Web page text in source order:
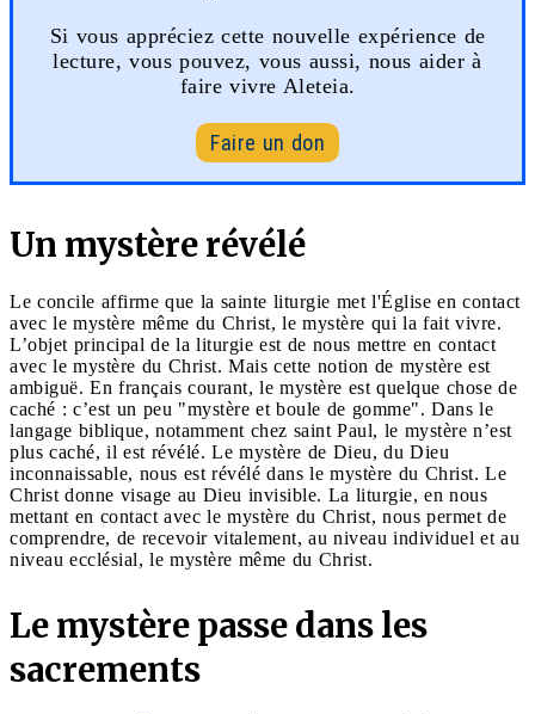
Si vous appréciez cette nouvelle expérience de
lecture, vous pouvez, vous aussi, nous aider à
faire vivre Aleteia.
Faire un don
Un mystère révélé
Le concile affirme que la sainte liturgie met l'Église en contact
avec le mystère même du Christ, le mystère qui la fait vivre.
L’objet principal de la liturgie est de nous mettre en contact
avec le mystère du Christ. Mais cette notion de mystère est
ambiguë. En français courant, le mystère est quelque chose de
caché : c’est un peu "mystère et boule de gomme". Dans le
langage biblique, notamment chez saint Paul, le mystère n’est
plus caché, il est révélé. Le mystère de Dieu, du Dieu
inconnaissable, nous est révélé dans le mystère du Christ. Le
Christ donne visage au Dieu invisible. La liturgie, en nous
mettant en contact avec le mystère du Christ, nous permet de
comprendre, de recevoir vitalement, au niveau individuel et au
niveau ecclésial, le mystère même du Christ.
Le mystère passe dans les
sacrements